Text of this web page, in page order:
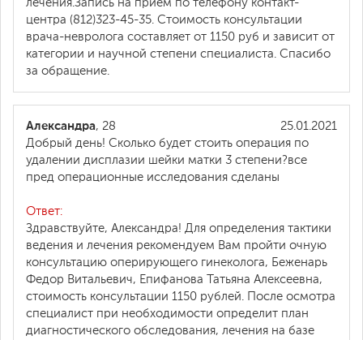
лечения.Запись на прием по телефону контакт-
центра (812)323-45-35. Стоимость консультации
врача-невролога составляет от 1150 руб и зависит от
категории и научной степени специалиста. Спасибо
за обращение.
25.01.2021
Александра, 28
Добрый день! Сколько будет стоить операция по
удалении дисплазии шейки матки 3 степени?все
пред операционные исследования сделаны
Ответ:
Здравствуйте, Александра! Для определения тактики
ведения и лечения рекомендуем Вам пройти очную
консультацию оперирующего гинеколога, Беженарь
Федор Витальевич, Епифанова Татьяна Алексеевна,
стоимость консультации 1150 рублей. После осмотра
специалист при необходимости определит план
диагностического обследования, лечения на базе